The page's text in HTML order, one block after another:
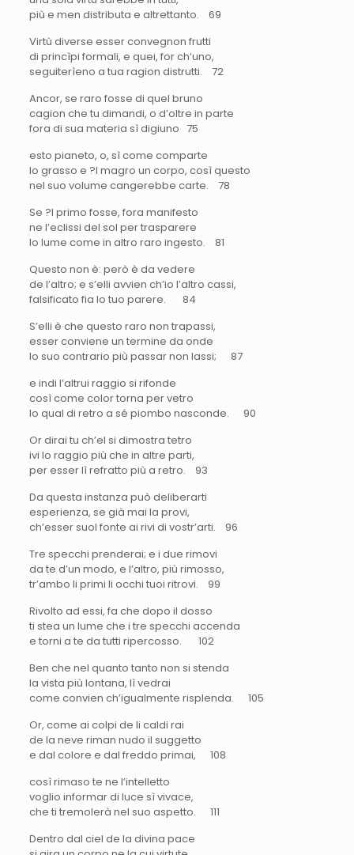
più e men distributa e altrettanto. 69
Virtù diverse esser convegnon frutti
di princìpi formali, e quei, for ch’uno,
seguiterìeno a tua ragion distrutti. 72
Ancor, se raro fosse di quel bruno
cagion che tu dimandi, o d’oltre in parte
fora di sua materia sì digiuno 75
esto pianeto, o, sì come comparte
lo grasso e ?l magro un corpo, così questo
nel suo volume cangerebbe carte. 78
Se ?l primo fosse, fora manifesto
ne l’eclissi del sol per trasparere
lo lume come in altro raro ingesto. 81
Questo non è: però è da vedere
de l’altro; e s’elli avvien ch’io l’altro cassi,
falsificato fia lo tuo parere. 84
S’elli è che questo raro non trapassi,
esser conviene un termine da onde
lo suo contrario più passar non lassi; 87
e indi l’altrui raggio si rifonde
così come color torna per vetro
lo qual di retro a sé piombo nasconde. 90
Or dirai tu ch’el si dimostra tetro
ivi lo raggio più che in altre parti,
per esser lì refratto più a retro. 93
Da questa instanza può deliberarti
esperienza, se già mai la provi,
ch’esser suol fonte ai rivi di vostr’arti. 96
Tre specchi prenderai; e i due rimovi
da te d’un modo, e l’altro, più rimosso,
tr’ambo li primi li occhi tuoi ritrovi. 99
Rivolto ad essi, fa che dopo il dosso
ti stea un lume che i tre specchi accenda
e torni a te da tutti ripercosso. 102
Ben che nel quanto tanto non si stenda
la vista più lontana, lì vedrai
come convien ch’igualmente risplenda. 105
Or, come ai colpi de li caldi rai
de la neve riman nudo il suggetto
e dal colore e dal freddo primai, 108
così rimaso te ne l’intelletto
voglio informar di luce sì vivace,
che ti tremolerà nel suo aspetto. 111
Dentro dal ciel de la divina pace